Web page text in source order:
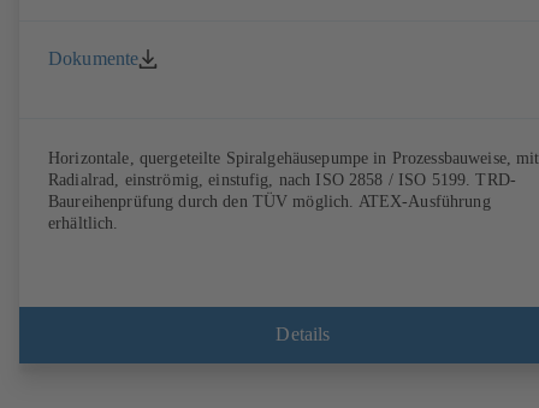
Dokumente
Horizontale, quergeteilte Spiralgehäusepumpe in Prozessbauweise, mit
Radialrad, einströmig, einstufig, nach ISO 2858 / ISO 5199. TRD-
Baureihenprüfung durch den TÜV möglich. ATEX-Ausführung
erhältlich.
Details